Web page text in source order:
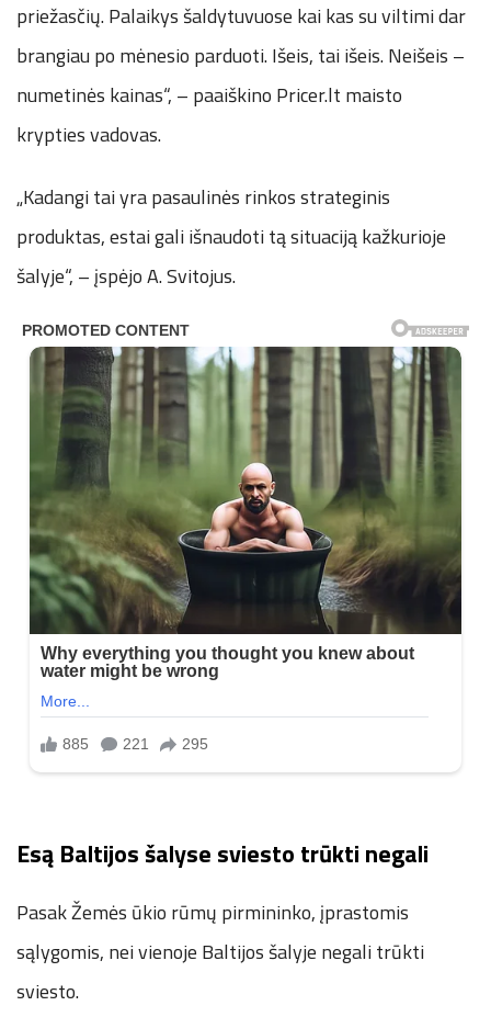
priežasčių. Palaikys šaldytuvuose kai kas su viltimi dar
brangiau po mėnesio parduoti. Išeis, tai išeis. Neišeis –
numetinės kainas“, – paaiškino Pricer.lt maisto
krypties vadovas.
„Kadangi tai yra pasaulinės rinkos strateginis
produktas, estai gali išnaudoti tą situaciją kažkurioje
šalyje“, – įspėjo A. Svitojus.
Esą Baltijos šalyse sviesto trūkti negali
Pasak Žemės ūkio rūmų pirmininko, įprastomis
sąlygomis, nei vienoje Baltijos šalyje negali trūkti
sviesto.